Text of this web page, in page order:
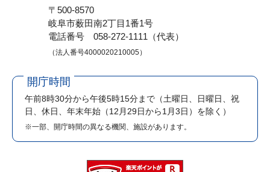
〒500-8570
岐阜市薮田南2丁目1番1号
電話番号 058-272-1111（代表）
（法人番号4000020210005）
開庁時間
午前8時30分から午後5時15分まで （土曜日、日曜日、祝
日、休日、年末年始（12月29日から1月3日）を除く）
※一部、開庁時間の異なる機関、施設があります。